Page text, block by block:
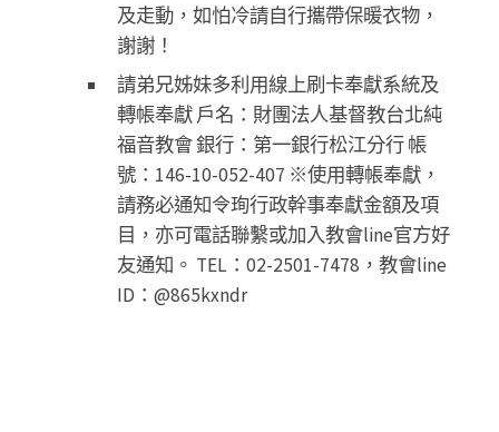
及走動，如怕冷請自行攜帶保暖衣物，
謝謝！
請弟兄姊妹多利用線上刷卡奉獻系統及
轉帳奉獻 戶名：財團法人基督教台北純
福音教會 銀行：第一銀行松江分行 帳
號：146-10-052-407 ※使用轉帳奉獻，
請務必通知令珣行政幹事奉獻金額及項
目，亦可電話聯繫或加入教會line官方好
友通知。 TEL：02-2501-7478，教會line
ID：@865kxndr